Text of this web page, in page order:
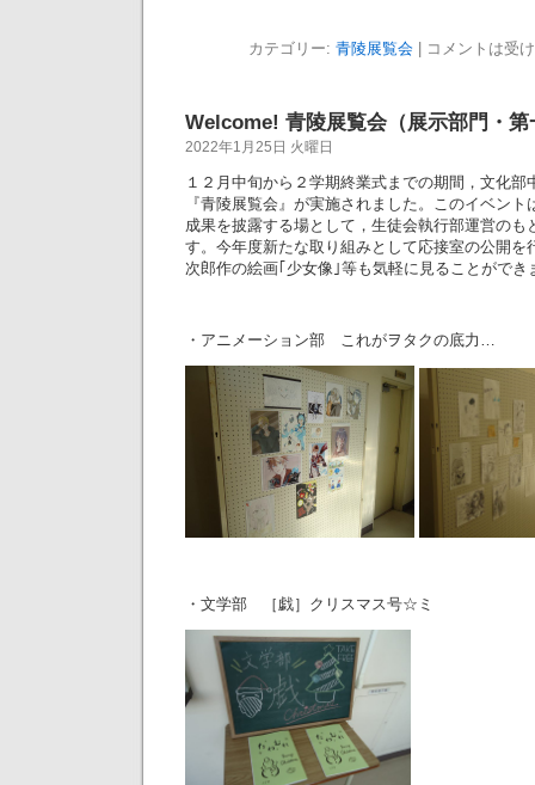
カテゴリー: 青陵展覧会 コメントは受
Welcome! 青陵展覧会（展示部門・第
2022年1月25日 火曜日
１２月中旬から２学期終業式までの期間，文化部
『青陵展覧会』が実施されました。このイベン
成果を披露する場として，生徒会執行部運営のも
す。今年度新たな取り組みとして応接室の公開を
次郎作の絵画｢少女像｣等も気軽に見ることができ
・アニメーション部 これがヲタクの底力…
・文学部 ［戯］クリスマス号☆ミ